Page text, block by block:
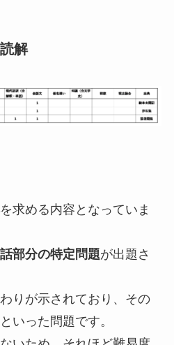
解
を求める内容となっていま
部分の特定問題が出題さ
りが示されており、その
いった問題です。